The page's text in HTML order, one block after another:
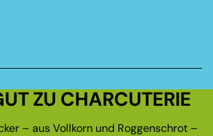
ZU CHARCUTERIE
– aus Vollkorn und Roggenschrot –